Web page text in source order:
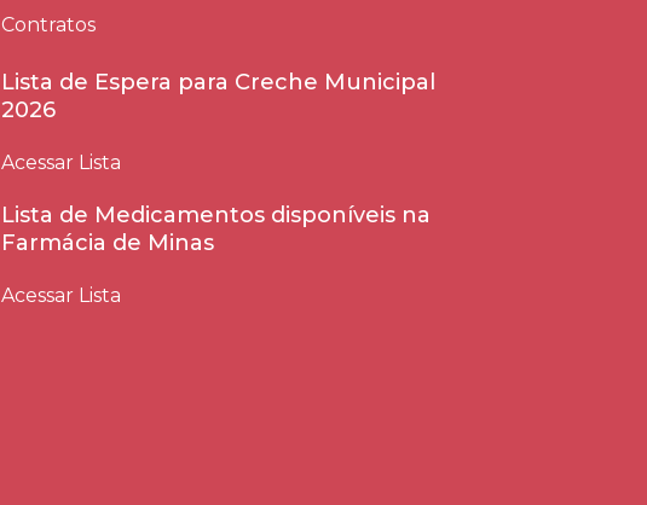
Contratos
Lista de Espera para Creche Municipal
2026
Acessar Lista
Lista de Medicamentos disponíveis na
Farmácia de Minas
Acessar Lista